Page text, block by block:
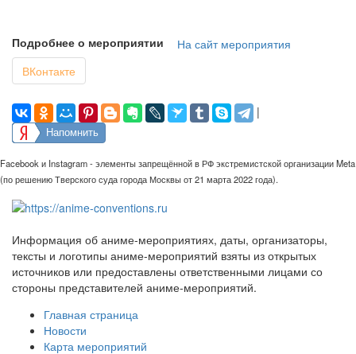
Подробнее о мероприятии
На сайт мероприятия
ВКонтакте
|
Напомнить
Facebook и Instagram - элементы запрещённой в РФ экстремистской организации Meta
(по решению Тверского суда города Москвы от 21 марта 2022 года).
Информация об аниме-мероприятиях, даты, организаторы,
тексты и логотипы аниме-мероприятий взяты из открытых
источников или предоставлены ответственными лицами со
стороны представителей аниме-мероприятий.
Главная страница
Новости
Карта мероприятий